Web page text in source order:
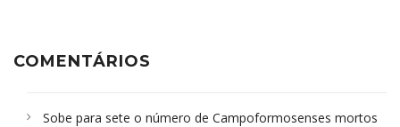
COMENTÁRIOS
Sobe para sete o número de Campoformosenses mortos